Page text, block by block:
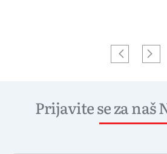
Prijavite se za naš